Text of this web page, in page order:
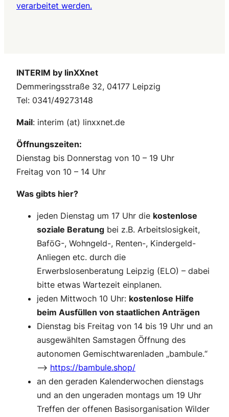
verarbeitet werden.
INTERIM by linXXnet
Demmeringsstraße 32, 04177 Leipzig
Tel: 0341/49273148
Mail: interim (at) linxxnet.de
Öffnungszeiten:
Dienstag bis Donnerstag von 10 – 19 Uhr
Freitag von 10 – 14 Uhr
Was gibts hier?
jeden Dienstag um 17 Uhr die kostenlose
soziale Beratung bei z.B. Arbeitslosigkeit,
BaföG-, Wohngeld-, Renten-, Kindergeld-
Anliegen etc. durch die
Erwerbslosenberatung Leipzig (ELO) – dabei
bitte etwas Wartezeit einplanen.
jeden Mittwoch 10 Uhr: kostenlose Hilfe
beim Ausfüllen von staatlichen Anträgen
Dienstag bis Freitag von 14 bis 19 Uhr und an
ausgewählten Samstagen Öffnung des
autonomen Gemischtwarenladen „bambule.“
–> https://bambule.shop/
an den geraden Kalenderwochen dienstags
und an den ungeraden montags um 19 Uhr
Treffen der offenen Basisorganisation Wilder